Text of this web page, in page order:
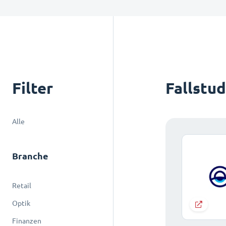
Filter
Alle
Branche
Retail
Optik
Finanzen